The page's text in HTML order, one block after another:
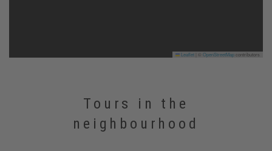
Leaflet OpenStreetMapcontributors
Tours in the
neighbourhood